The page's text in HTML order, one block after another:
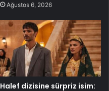
Ağustos 6, 2026
Halef dizisine sürpriz isim: